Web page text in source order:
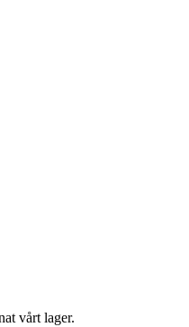
vårt lager.